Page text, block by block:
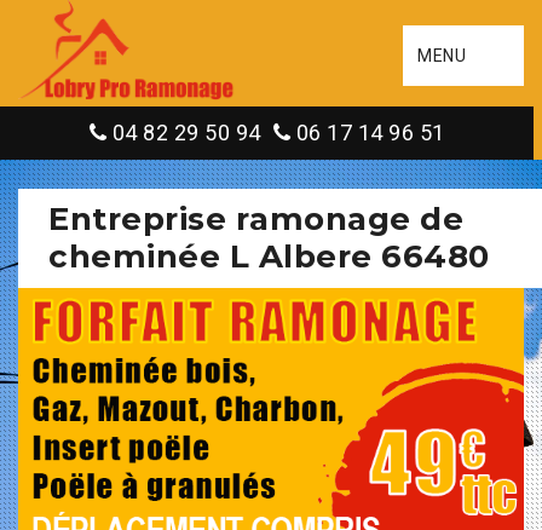
MENU
04 82 29 50 94 06 17 14 96 51
Entreprise ramonage de
cheminée L Albere 66480